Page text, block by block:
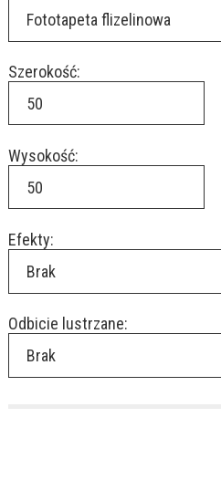
Fototapeta flizelinowa
Szerokość:
Wysokość:
Efekty:
Brak
Odbicie lustrzane:
Brak